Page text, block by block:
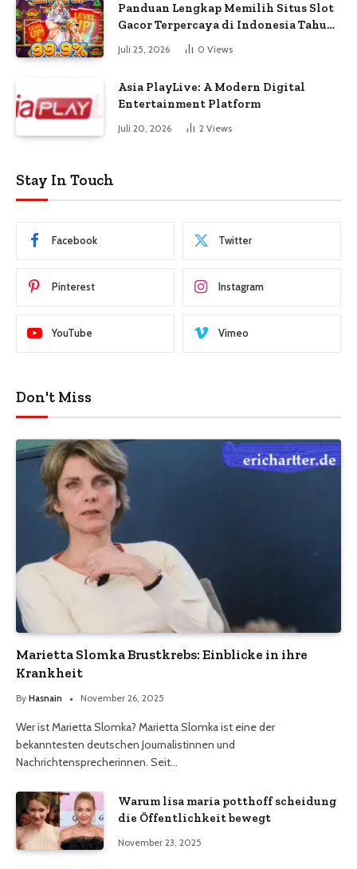
Panduan Lengkap Memilih Situs Slot
Gacor Terpercaya di Indonesia Tahun
Juli 25, 2026 0 Views
Asia PlayLive: A Modern Digital
Entertainment Platform
Juli 20, 2026 2 Views
Stay In Touch
Facebook Twitter
Pinterest Instagram
YouTube Vimeo
Don't Miss
Marietta Slomka Brustkrebs: Einblicke in ihre
Krankheit
By Hasnain November 26, 2025
Wer ist Marietta Slomka? Marietta Slomka ist eine der
bekanntesten deutschen Journalistinnen und
Nachrichtensprecherinnen. Seit…
Warum lisa maria potthoff scheidung
die Öffentlichkeit bewegt
November 23, 2025